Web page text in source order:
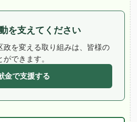
を支えてください
政を変える取り組みは、皆様の
できます。
金で支援する